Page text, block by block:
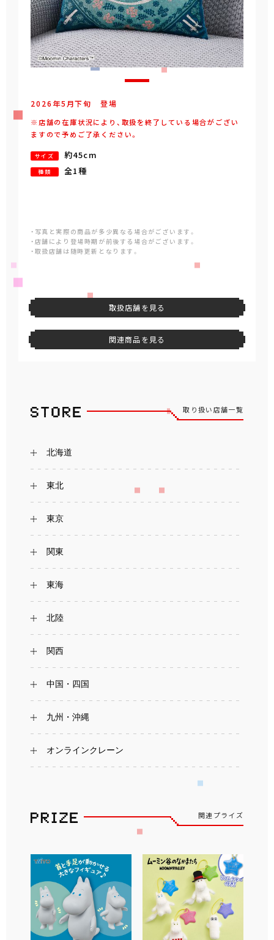
2026年5 月下旬 登場
※店舗の在庫状況により、取扱を終了している場合がござい
ますので予めご了承ください。
サイズ 約45cm
種類 全1種
・写真と実際の商品が多少異なる場合がございます。
・店舗により登場時期が前後する場合がございます。
・取扱店舗は随時更新となります。
取扱店舗を見る
関連商品を見る
取り扱い店舗一覧
北海道
東北
東京
関東
東海
北陸
関西
中国・四国
九州・沖縄
オンラインクレーン
関連プライズ